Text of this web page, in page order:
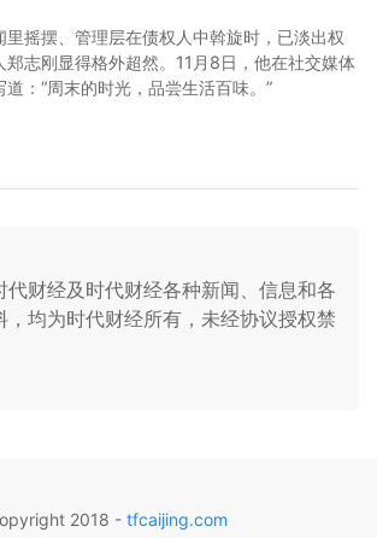
里摇摆、管理层在债权人中斡旋时，已淡出权
郑志刚显得格外超然。11月8日，他在社交媒体
：“周末的时光，品尝生活百味。”
代财经及时代财经各种新闻、信息和各
，均为时代财经所有，未经协议授权禁
2018 - tfcaijing.com